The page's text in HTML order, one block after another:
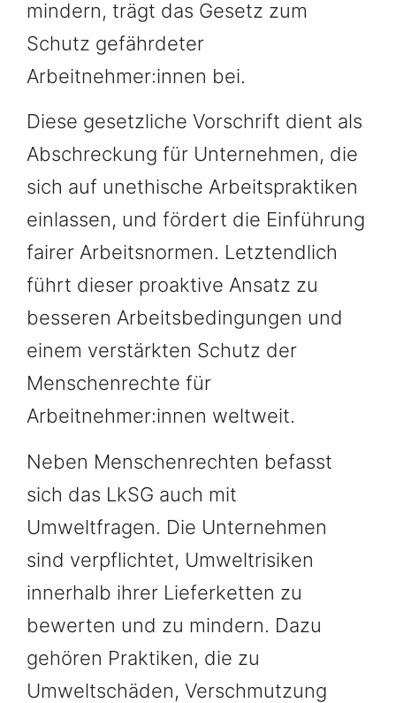
mindern, trägt das Gesetz zum
Schutz gefährdeter
Arbeitnehmer:innen bei.
Diese gesetzliche Vorschrift dient als
Abschreckung für Unternehmen, die
sich auf unethische Arbeitspraktiken
einlassen, und fördert die Einführung
fairer Arbeitsnormen. Letztendlich
führt dieser proaktive Ansatz zu
besseren Arbeitsbedingungen und
einem verstärkten Schutz der
Menschenrechte für
Arbeitnehmer:innen weltweit.
Neben Menschenrechten befasst
sich das LkSG auch mit
Umweltfragen. Die Unternehmen
sind verpflichtet, Umweltrisiken
innerhalb ihrer Lieferketten zu
bewerten und zu mindern. Dazu
gehören Praktiken, die zu
Umweltschäden, Verschmutzung